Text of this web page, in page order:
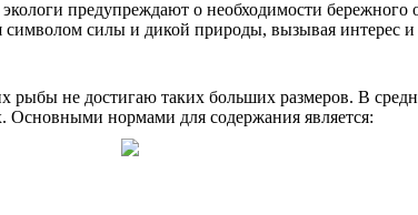
предупреждают о необходимости бережного
символом силы и дикой природы, вызывая интерес
не достигаю таких больших размеров. В
нормами для содержания является: